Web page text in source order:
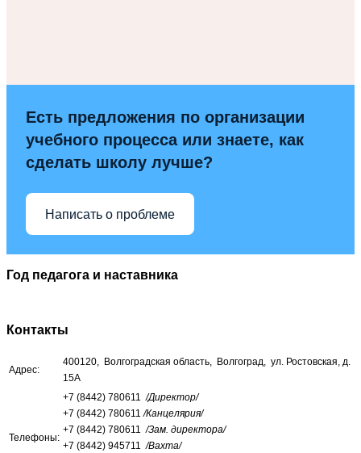
Есть предложения по организации
учебного процесса или знаете, как
сделать школу лучше?
Написать о проблеме
Год педагога и наставника
Контакты
Адрес:
400120, Волгоградская область, Волгоград, ул. Ростовская, д.
15А
Телефоны:
+7 (8442) 780611 /Директор/
+7 (8442) 780611 /Канцелярия/
+7 (8442) 780611 /Зам. директора/
+7 (8442) 945711 /Вахта/